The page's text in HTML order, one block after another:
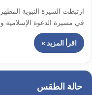
ارتبطت السيرة النبوية
في مسيرة الدعوة الإسلامية
اقرأ المزيد »
حالة الطقس